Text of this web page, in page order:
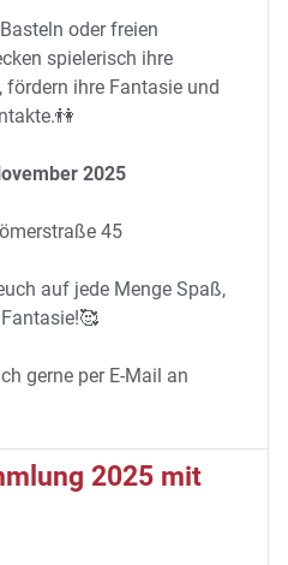
oder freien
spielerisch ihre
ihre Fantasie und
2025
45
auf jede Menge Spaß,
gerne per E-Mail an
2025 mit